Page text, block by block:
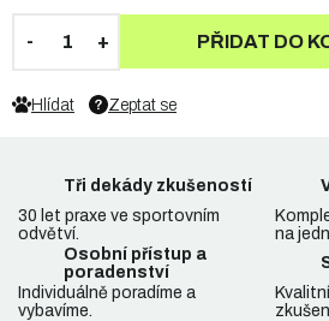
PŘIDAT DO
Zeptat se
Hlídat
Tři dekády zkušeností
30 let praxe ve sportovním
odvětví.
na
Osobní přístup a
poradenství
Individuálně poradíme a
vybavíme.